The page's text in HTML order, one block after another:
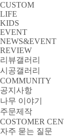
CUSTOM
LIFE
KIDS
EVENT
NEWS&EVENT
REVIEW
리뷰갤러리
시공갤러리
COMMUNITY
공지사항
나무 이야기
주문제작
COSTOMER
자주 묻는 질문